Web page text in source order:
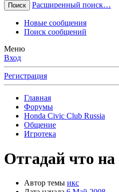
Поиск Расширенный поиск…
Новые сообщения
Поиск сообщений
Меню
Вход
Регистрация
Главная
Форумы
Honda Civic Club Russia
Общение
Игротека
Отгадай что
Автор темы икс